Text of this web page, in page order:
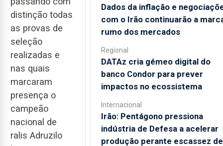
distinção todas
as provas de
seleção
realizadas e
nas quais
marcaram
presença o
campeão
nacional de
ralis Adruzilo
Dados da inflação e
com o Irão continuarão a
rumo dos mercados
Regional
DATAz cria gémeo digital do
banco Condor para prever
impactos no ecossistema
Internacional
Irão: Pentágono pressiona
indústria de Defesa a acelerar
produção perante escassez de